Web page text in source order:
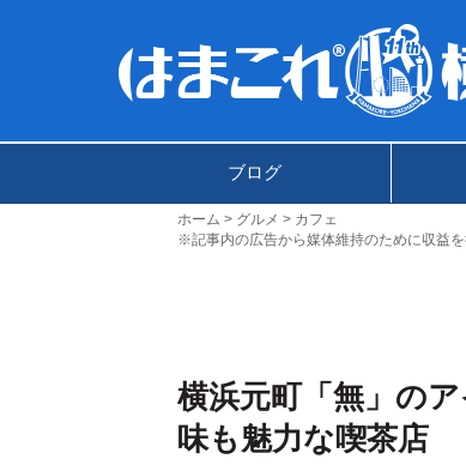
ブログ
ホーム グルメ
カフェ
※記事内の広告から媒体維持のために収益
横浜元町「無」の
味も魅力な喫茶店